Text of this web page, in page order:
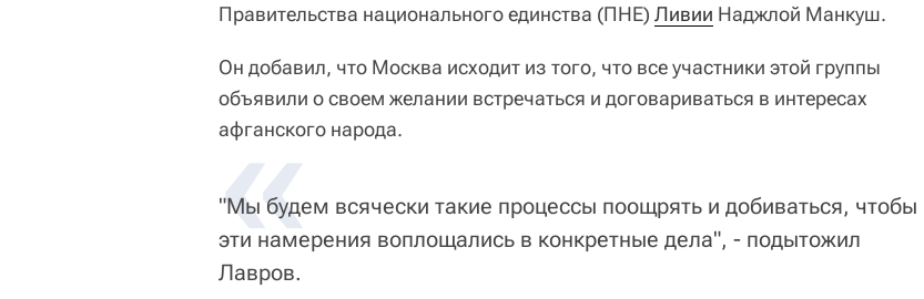
Правительства национального единства (ПНЕ) Ливии Наджлой Манкуш.
Он добавил, что Москва исходит из того, что все участники этой группы
объявили о своем желании встречаться и договариваться в интересах
афганского народа.
«
"Мы будем всячески такие процессы поощрять и добиваться, чтобы
эти намерения воплощались в конкретные дела", - подытожил
Лавров.